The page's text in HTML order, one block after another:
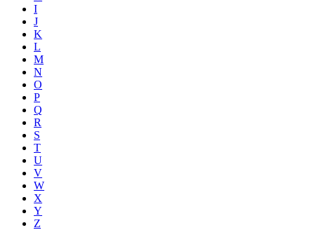
I
J
K
L
M
N
O
P
Q
R
S
T
U
V
W
X
Y
Z